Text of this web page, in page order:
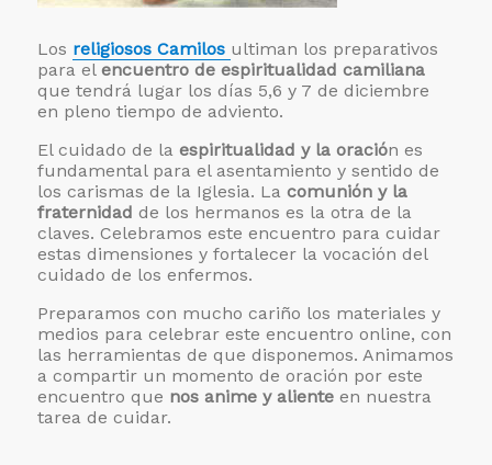
Los religiosos Camilos ultiman los preparativos
para elencuentro de espiritualidad camiliana
que tendrá lugar los días 5,6 y 7 de diciembre
en pleno tiempo de adviento.
El cuidado de laespiritualidad y la oración es
fundamental para el asentamiento y sentido de
los carismas de la Iglesia. Lacomunión y la
fraternidad de los hermanos es la otra de la
claves. Celebramos este encuentro para cuidar
estas dimensiones y fortalecer la vocación del
cuidado de los enfermos.
Preparamos con mucho cariño los materiales y
medios para celebrar este encuentro online, con
las herramientas de que disponemos. Animamos
a compartir un momento de oración por este
encuentro que nos anime y aliente en nuestra
tarea de cuidar.